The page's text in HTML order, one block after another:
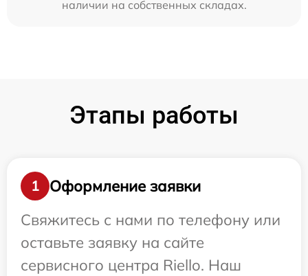
наличии на собственных складах.
Этапы работы
1
Оформление заявки
Свяжитесь с нами по телефону или
оставьте заявку на сайте
сервисного центра Riello. Наш